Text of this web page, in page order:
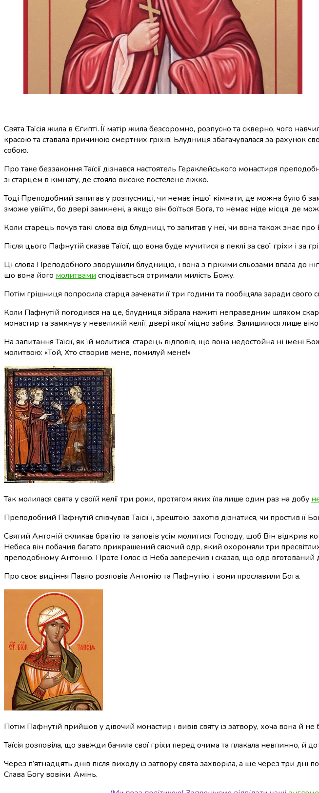
Свята Таїсія жила в Єгипті. Її матір жила безсоромно, розпусно та скверно, чого
красою та ставала причиною смертних гріхів. Блудниця збагачувалася за рахунок
собою.
Про таке беззаконня Таїсії дізнався настоятель Гераклейського монастиря
зі старцем в кімнату, де стояло високе постелене ліжко.
Тоді Преподобний запитав у розпусниці, чи немає іншої кімнати, де можна було б
зможе увійти, бо двері замкнені, а якщо він боїться Бога, то немає ніде місця, де
Коли старець почув такі слова від блудниці, то запитав у неї, чи вона також знає
Після цього Пафнутій сказав Таїсії, що вона буде мучитися в пеклі за свої гріхи і за
Ці слова Преподобного зворушили блудницю, і вона з гіркими сльозами впала до
що вона його молитвами сподівається отримали милість Божу.
Потім грішниця попросила старця зачекати її три години та пообіцяла заради свого
Коли Пафнутій погодився на це, блудниця зібрала нажиті неправедним шляхом
монастир та замкнув у невеликій келії, двері якої міцно забив. Залишилося лише
На запитання Таїсії, як їй молитися, старець відповів, що вона недостойна ні
молитвою: «Той, Хто створив мене, помилуй мене!»
Так молилася свята у своїй келії три роки, протягом яких їла лише один раз на добу
Преподобний Пафнутій співчував Таїсії і, зрештою, захотів дізнатися, чи простив
Святий Антоній скликав братію та заповів усім молитися Господу, щоб Він відкрив
Небеса він побачив багато прикрашений сяючий одр, який охороняли три
преподобному Антонію. Проте Голос із Неба заперечив і сказав, що одр вготований
Про своє видіння Павло розповів Антонію та Пафнутію, і вони прославили Бога.
Потім Пафнутій прийшов у дівочий монастир і вивів святу із затвору, хоча вона й не
Таїсія розповіла, що завжди бачила свої гріхи перед очима та плакала невпинно, й
Через п’ятнадцять днів після виходу із затвору свята захворіла, а ще через три дні
Слава Богу вовіки. Амінь.